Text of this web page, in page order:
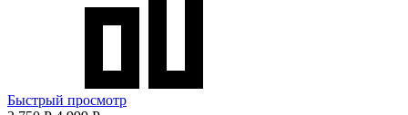
Быстрый просмотр